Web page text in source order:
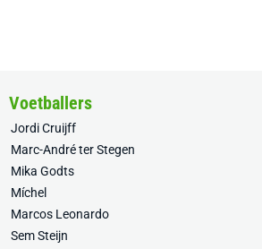
Voetballers
Jordi Cruijff
Marc-André ter Stegen
Mika Godts
Míchel
Marcos Leonardo
Sem Steijn